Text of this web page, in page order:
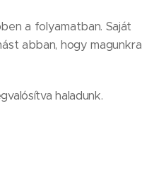
a folyamatban. Saját
abban, hogy magunkra
haladunk.